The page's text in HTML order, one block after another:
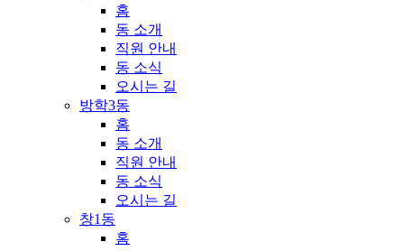
홈
동 소개
직원 안내
동 소식
오시는 길
방학3동
홈
동 소개
직원 안내
동 소식
오시는 길
창1동
홈